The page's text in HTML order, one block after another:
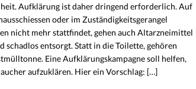
Aufklärung ist daher dringend erforderlich. Auf
oder im Zuständigkeitsgerangel
nicht mehr stattfindet, gehen auch Altarzneimittel
entsorgt. Statt in die Toilette, gehören
Eine Aufklärungskampagne soll helfen,
aufzuklären. Hier ein Vorschlag: […]